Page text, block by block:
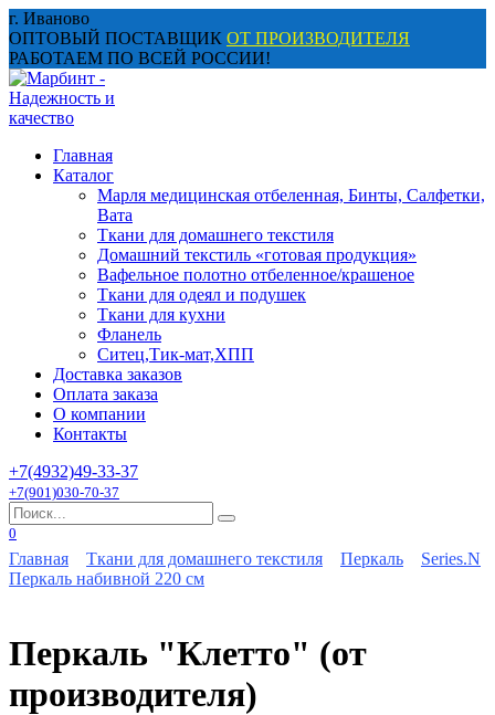
Перейти
к
содержанию
г. Иваново
ОПТОВЫЙ ПОСТАВЩИК ОТ ПРОИЗВОДИТЕЛЯ
РАБОТАЕМ ПО ВСЕЙ РОССИИ!
Главная
Каталог
Марля медицинская отбеленная, Бинты, Салфетки,
Вата
Ткани для домашнего текстиля
Домашний текстиль «готовая продукция»
Вафельное полотно отбеленное/крашеное
Ткани для одеял и подушек
Ткани для кухни
Фланель
Ситец,Тик-мат,ХПП
Доставка заказов
Оплата заказа
О компании
Контакты
+7(4932)49-33-37
+7(901)030-70-37
Search
for:
0
Главная Ткани для домашнего текстиля Перкаль
Series.N
Перкаль набивной 220 см
Перкаль "Клетто" (от
производителя)